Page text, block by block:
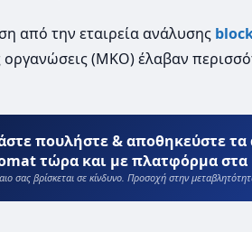
από την εταιρεία ανάλυσης
οργανώσεις (ΜΚΟ) έλαβαν
πουλήστε & αποθηκεύστε
τώρα και με πλατφόρμα στα
σας βρίσκεται σε κίνδυνο. Προσοχή στην